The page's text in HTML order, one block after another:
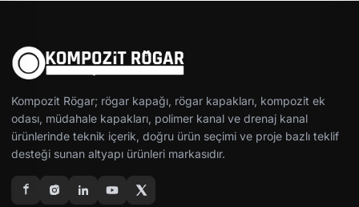
Kompozit Rögar; rögar kapağı, rögar kapakları, kompozit ek
odası, müdahale kapakları, polimer kanal ve drenaj kanal
ürünlerinde teknik içerik, doğru ürün seçimi ve proje bazlı teklif
desteği sunan altyapı ürünleri markasıdır.